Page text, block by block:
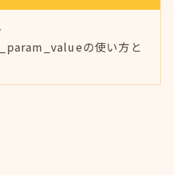
の使い方と